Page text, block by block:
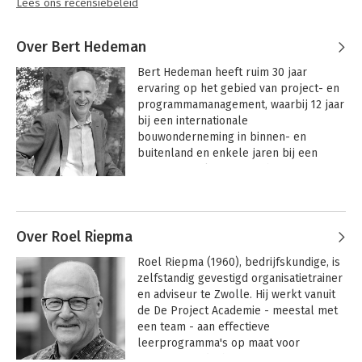
Lees ons recensiebeleid
Over Bert Hedeman
Bert Hedeman heeft ruim 30 jaar
ervaring op het gebied van project- en
programmamanagement, waarbij 12 jaar
bij een internationale
bouwonderneming in binnen- en
buitenland en enkele jaren bij een
IPMA-certificering in Nederland. In de
afgelopen jaren heeft Bert
verschillende boeken geschreven over
project- en programmamanagement
(o.a. IPMA, Agile, PRINCE2, MSP).
Over Roel Riepma
Roel Riepma (1960), bedrijfskundige, is
zelfstandig gevestigd organisatietrainer
en adviseur te Zwolle. Hij werkt vanuit
de De Project Academie - meestal met
een team - aan effectieve
leerprogramma's op maat voor